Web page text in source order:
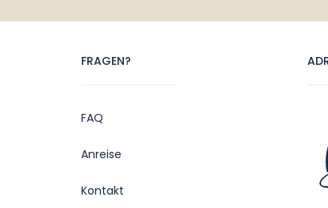
FRAGEN?
FAQ
Anreise
Kontakt